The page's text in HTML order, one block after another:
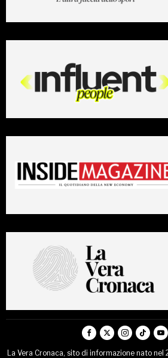
La Vera Cronaca, sito di informazione nato nel